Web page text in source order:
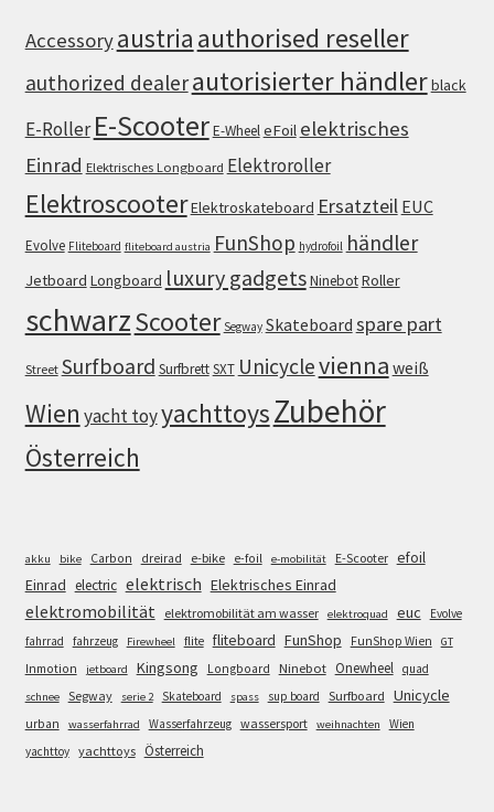
Accessoryaustria authorised reseller
authorized dealerautorisierter händlerblack
E-Roller E-ScooterE-WheeleFoil elektrisches
Einrad Elektrisches Longboard Elektroroller
ElektroscooterElektroskateboard Ersatzteil EUC
Evolve Fliteboard fliteboard austria FunShop hydrofoil händler
Jetboard Longboard luxury gadgetsNinebotRoller
schwarzScooter Segway Skateboard spare part
Street Surfboard SurfbrettSXT Unicyclevienna weiß
Wien yacht toyyachttoysZubehör
Österreich
akku bike Carbon dreirad e-bike e-foil e-mobilität E-Scooter efoil
Einrad electric elektrisch Elektrisches Einrad
elektromobilität elektromobilität am wasser elektroquad euc
Evolve
fahrrad
fahrzeug Firewheel flite fliteboard FunShop FunShop Wien GT
Inmotion jetboard Kingsong Longboard Ninebot Onewheel quad
schnee Segway serie 2 Skateboard spass sup board Surfboard Unicycle
urban wasserfahrrad Wasserfahrzeug wassersport weihnachten
Wien
yachttoy yachttoys Österreich